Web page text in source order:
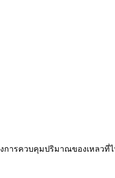
ารควบคุมปริมาณของเหลวที่ไ